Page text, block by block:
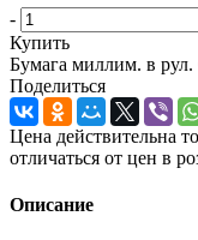
-
Купить
Бумага миллим. в
Поделиться
Цена действительна
отличаться от цен в
Описание